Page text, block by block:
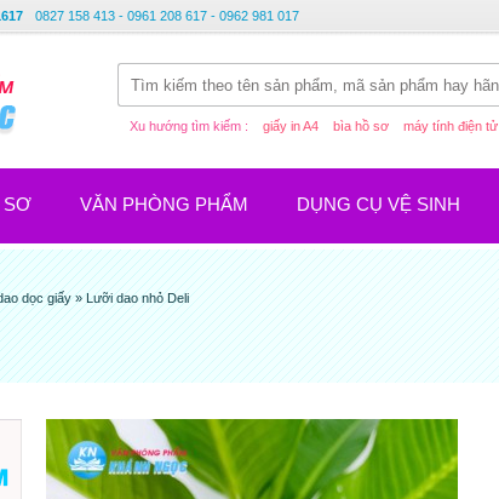
0827 158 413 - 0961 208 617 - 0962 981 017
Xu hướng tìm kiếm : giấy in A4 bìa hồ sơ máy tính điện tử
SƠ VĂN PHÒNG PHẨM DỤNG CỤ VỆ SINH
dọc giấy»Lưỡi dao nhỏ Deli